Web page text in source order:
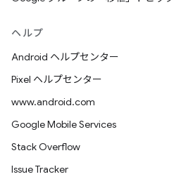
ヘルプ
Android ヘルプセンター
Pixel ヘルプセンター
www.android.com
Google Mobile Services
Stack Overflow
Issue Tracker